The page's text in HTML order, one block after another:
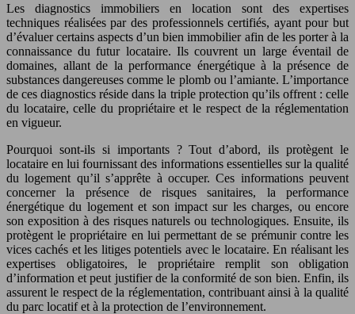
Les diagnostics immobiliers en location sont des expertises
techniques réalisées par des professionnels certifiés, ayant pour but
d’évaluer certains aspects d’un bien immobilier afin de les porter à la
connaissance du futur locataire. Ils couvrent un large éventail de
domaines, allant de la performance énergétique à la présence de
substances dangereuses comme le plomb ou l’amiante. L’importance
de ces diagnostics réside dans la triple protection qu’ils offrent : celle
du locataire, celle du propriétaire et le respect de la réglementation
en vigueur.
Pourquoi sont-ils si importants ? Tout d’abord, ils protègent le
locataire en lui fournissant des informations essentielles sur la qualité
du logement qu’il s’apprête à occuper. Ces informations peuvent
concerner la présence de risques sanitaires, la performance
énergétique du logement et son impact sur les charges, ou encore
son exposition à des risques naturels ou technologiques. Ensuite, ils
protègent le propriétaire en lui permettant de se prémunir contre les
vices cachés et les litiges potentiels avec le locataire. En réalisant les
expertises obligatoires, le propriétaire remplit son obligation
d’information et peut justifier de la conformité de son bien. Enfin, ils
assurent le respect de la réglementation, contribuant ainsi à la qualité
du parc locatif et à la protection de l’environnement.